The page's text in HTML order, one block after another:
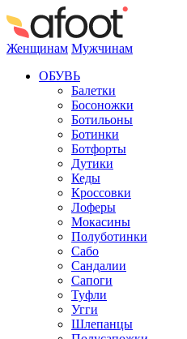
Женщинам Мужчинам
ОБУВЬ
Балетки
Босоножки
Ботильоны
Ботинки
Ботфорты
Дутики
Кеды
Кроссовки
Лоферы
Мокасины
Полуботинки
Сабо
Сандалии
Сапоги
Туфли
Угги
Шлепанцы